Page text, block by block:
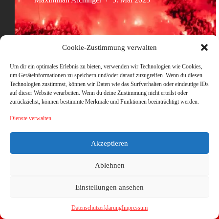
Cookie-Zustimmung verwalten
Um dir ein optimales Erlebnis zu bieten, verwenden wir Technologien wie Cookies,
um Geräteinformationen zu speichern und/oder darauf zuzugreifen. Wenn du diesen
Technologien zustimmst, können wir Daten wie das Surfverhalten oder eindeutige IDs
auf dieser Website verarbeiten. Wenn du deine Zustimmung nicht erteilst oder
zurückziehst, können bestimmte Merkmale und Funktionen beeinträchtigt werden.
Dienste verwalten
Akzeptieren
Ablehnen
Einstellungen ansehen
DatenschutzerklärungImpressum